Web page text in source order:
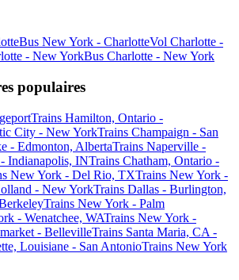
Bus New York - CharlotteVol Charlotte -
- New YorkBus Charlotte - New York
populaires
Trains Hamilton, Ontario -
City - New YorkTrains Champaign - San
- Edmonton, AlbertaTrains Naperville -
Indianapolis, INTrains Chatham, Ontario -
New York - Del Rio, TXTrains New York -
- New YorkTrains Dallas - Burlington,
Trains New York - Palm
- Wenatchee, WATrains New York -
- BellevilleTrains Santa Maria, CA -
Louisiane - San AntonioTrains New York